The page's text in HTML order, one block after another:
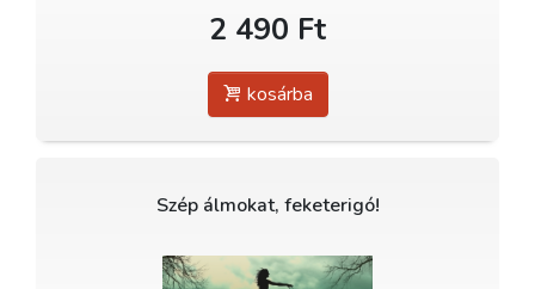
2 490 Ft
kosárba
Szép álmokat, feketerigó!